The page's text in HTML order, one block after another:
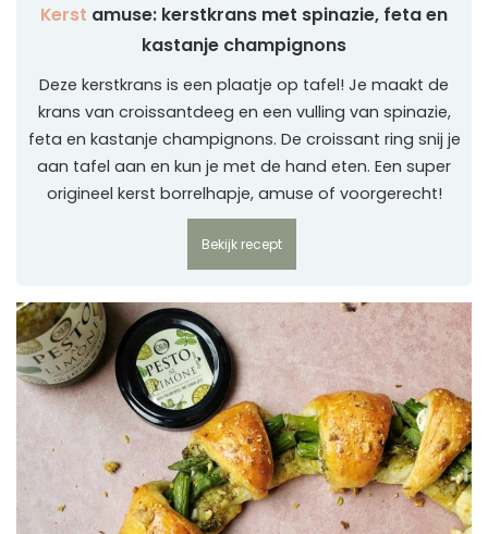
Kerst amuse: kerstkrans met spinazie, feta en
kastanje champignons
Deze kerstkrans is een plaatje op tafel! Je maakt de
krans van croissantdeeg en een vulling van spinazie,
feta en kastanje champignons. De croissant ring snij je
aan tafel aan en kun je met de hand eten. Een super
origineel kerst borrelhapje, amuse of voorgerecht!
Bekijk recept